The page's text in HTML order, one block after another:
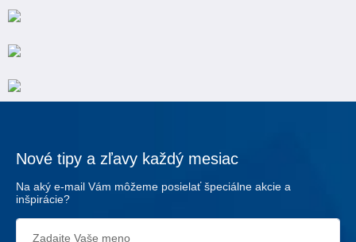
Nové tipy a zľavy každý mesiac
Na aký e-mail Vám môžeme posielať špeciálne akcie a
inšpirácie?